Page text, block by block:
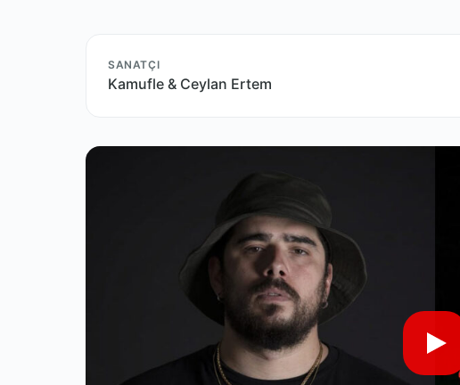
SANATÇI
Kamufle & Ceylan Ertem